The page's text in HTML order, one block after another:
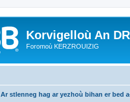
Korvigelloù An
Foromoù KERZROUIZIG
Ar stlenneg hag ar yezhoù bihan er bed